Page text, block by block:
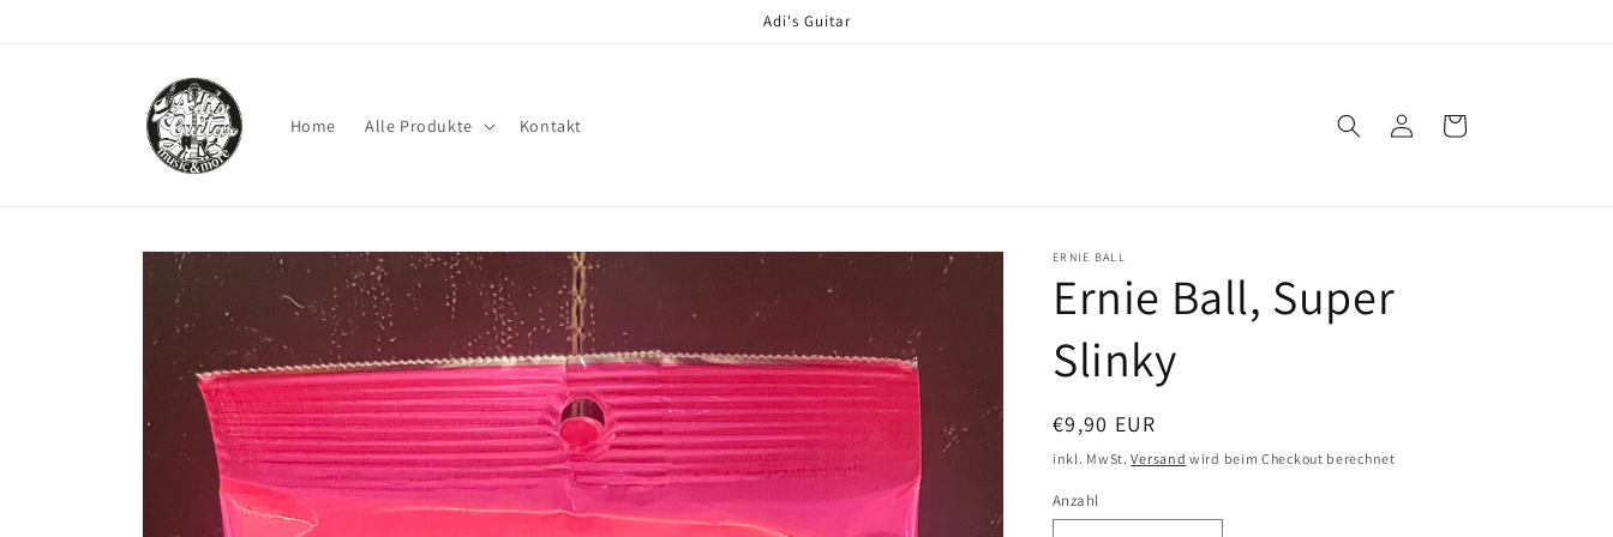
Adi's Guitar
Home Alle Produkte Kontakt EinloggenWarenkorb
Zu
Produktinformationen
springen
ERNIE BALL
Ernie Ball, Super
Slinky
Normaler
Preis
€9,90 EUR
inkl. MwSt.Versand wird beim Checkout berechnet
Anzahl